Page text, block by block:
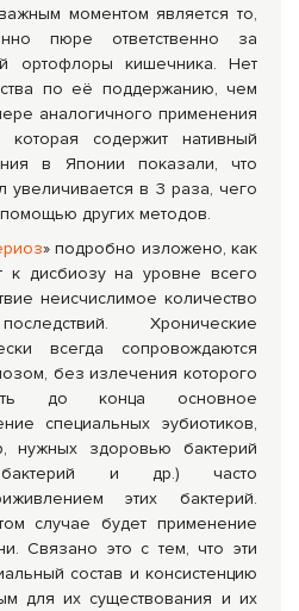
моментом является то,
пюре ответственно за
ортофлоры кишечника. Нет
по её поддержанию, чем
аналогичного применения
которая содержит нативный
в Японии показали, что
уве­личивается в 3 раза, чего
других методов.
» подробно изложено, как
к дисбиозу на уровне всего
неисчислимое количество
Хронические
всегда сопровождаются
без излечения которого
до конца основное
специальных эубиотиков,
нужных здоровью бактерий
и др.) часто
этих бактерий.
случае будет применение
Связано это с тем, что эти
состав и консистенцию
для их существования и их